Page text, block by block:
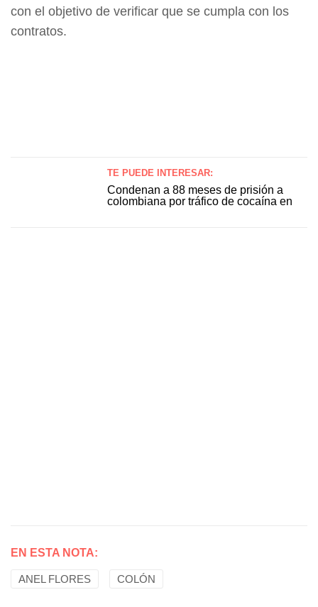
con el objetivo de verificar que se cumpla con los
contratos.
TE PUEDE INTERESAR:
Condenan a 88 meses de prisión a
colombiana por tráfico de cocaína en
EN ESTA NOTA:
ANEL FLORES COLÓN